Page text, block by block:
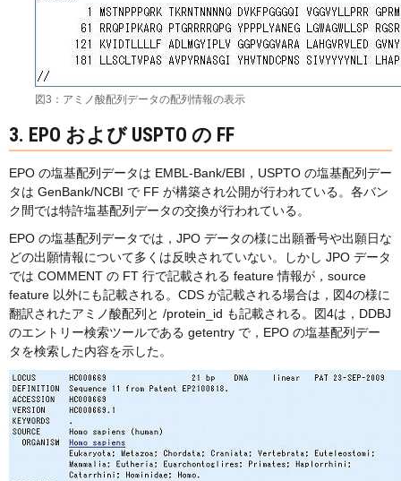
図3：アミノ酸配列データの配列情報の表示
3. EPO および USPTO の FF
EPO の塩基配列データは EMBL-Bank/EBI，USPTO の塩基配列デー
タは GenBank/NCBI で FF が構築され公開が行われている。各バン
ク間では特許塩基配列データの交換が行われている。
EPO の塩基配列データでは，JPO データの様に出願番号や出願日な
どの出願情報について多くは反映されていない。しかし JPO データ
では COMMENT の FT 行で記載される feature 情報が，source
feature 以外にも記載される。CDS が記載される場合は，図4の様に
翻訳されたアミノ酸配列と /protein_id も記載される。図4は，DDBJ
のエントリー検索ツールである getentry で，EPO の塩基配列デー
タを検索した内容を示した。